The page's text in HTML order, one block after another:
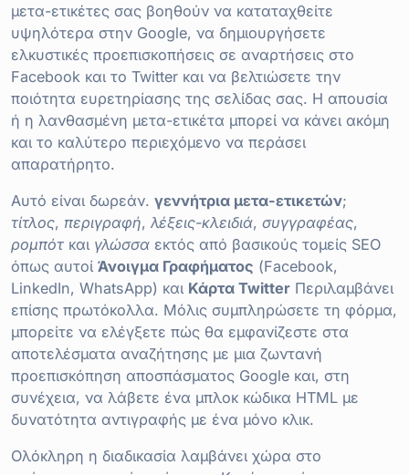
μετα-ετικέτες σας βοηθούν να καταταχθείτε
υψηλότερα στην Google, να δημιουργήσετε
ελκυστικές προεπισκοπήσεις σε αναρτήσεις στο
Facebook και το Twitter και να βελτιώσετε την
ποιότητα ευρετηρίασης της σελίδας σας. Η απουσία
ή η λανθασμένη μετα-ετικέτα μπορεί να κάνει ακόμη
και το καλύτερο περιεχόμενο να περάσει
απαρατήρητο.
Αυτό είναι δωρεάν. γεννήτρια μετα-ετικετών;
τίτλος, περιγραφή, λέξεις-κλειδιά, συγγραφέας,
ρομπότ και γλώσσα εκτός από βασικούς τομείς SEO
όπως αυτοί Άνοιγμα Γραφήματος (Facebook,
LinkedIn, WhatsApp) και Κάρτα Twitter Περιλαμβάνει
επίσης πρωτόκολλα. Μόλις συμπληρώσετε τη φόρμα,
μπορείτε να ελέγξετε πώς θα εμφανίζεστε στα
αποτελέσματα αναζήτησης με μια ζωντανή
προεπισκόπηση αποσπάσματος Google και, στη
συνέχεια, να λάβετε ένα μπλοκ κώδικα HTML με
δυνατότητα αντιγραφής με ένα μόνο κλικ.
Ολόκληρη η διαδικασία λαμβάνει χώρα στο